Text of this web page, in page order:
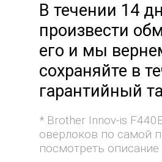
В течении 14
произвести
его и мы
сохраняйте в
гарантийный
* Brother Innov-is
оверлоков по самой
посмотреть